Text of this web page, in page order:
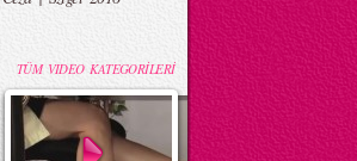
TÜM VIDEO KATEGORİLERİ